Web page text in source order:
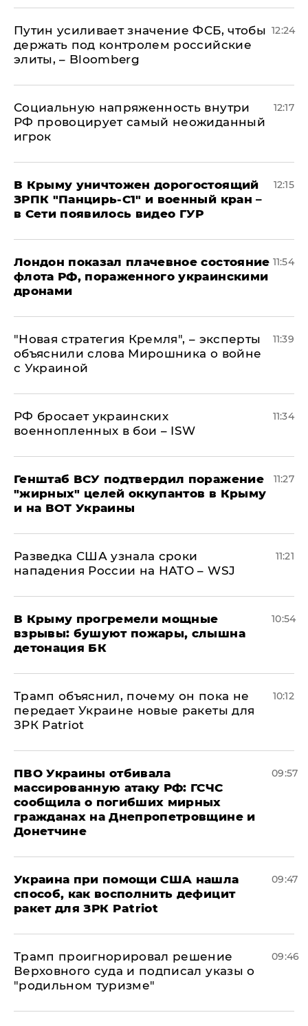
Путин усиливает значение ФСБ, чтобы
держать под контролем российские
элиты, – Bloomberg
12:24
Социальную напряженность внутри
РФ провоцирует самый неожиданный
игрок
12:17
В Крыму уничтожен дорогостоящий
ЗРПК "Панцирь-С1" и военный кран –
в Сети появилось видео ГУР
12:15
Лондон показал плачевное состояние
флота РФ, пораженного украинскими
дронами
11:54
"Новая стратегия Кремля", – эксперты
объяснили слова Мирошника о войне
с Украиной
11:39
РФ бросает украинских
военнопленных в бои – ISW
11:34
Генштаб ВСУ подтвердил поражение
"жирных" целей оккупантов в Крыму
и на ВОТ Украины
11:27
Разведка США узнала сроки
нападения России на НАТО – WSJ
11:21
В Крыму прогремели мощные
взрывы: бушуют пожары, слышна
детонация БК
10:54
Трамп объяснил, почему он пока не
передает Украине новые ракеты для
ЗРК Patriot
10:12
ПВО Украины отбивала
массированную атаку РФ: ГСЧС
сообщила о погибших мирных
гражданах на Днепропетровщине и
Донетчине
09:57
Украина при помощи США нашла
способ, как восполнить дефицит
ракет для ЗРК Patriot
09:47
Трамп проигнорировал решение
Верховного суда и подписал указы о
"родильном туризме"
09:46